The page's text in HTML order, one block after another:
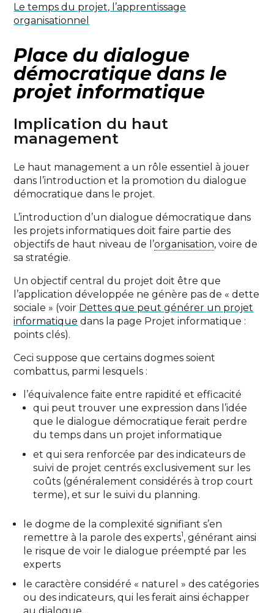
Le temps du projet, l’apprentissage
organisationnel
Place du dialogue
démocratique dans le
projet informatique
Implication du haut
management
Le haut management a un rôle essentiel à jouer
dans l’introduction et la promotion du dialogue
démocratique dans le projet.
L’introduction d’un dialogue démocratique dans
les projets informatiques doit faire partie des
objectifs de haut niveau de l’organisation, voire de
sa stratégie.
Un objectif central du projet doit être que
l’application développée ne génère pas de « dette
sociale » (voir Dettes que peut générer un projet
informatique dans la page Projet informatique :
points clés).
Ceci suppose que certains dogmes soient
combattus, parmi lesquels :
l’équivalence faite entre rapidité et efficacité
qui peut trouver une expression dans l’idée
que le dialogue démocratique ferait perdre
du temps dans un projet informatique
et qui sera renforcée par des indicateurs de
suivi de projet centrés exclusivement sur les
coûts (généralement considérés à trop court
terme), et sur le suivi du planning.
le dogme de la complexité signifiant s’en
remettre à la parole des experts1, générant ainsi
le risque de voir le dialogue préempté par les
experts
le caractère considéré « naturel » des catégories
ou des indicateurs, qui les ferait ainsi échapper